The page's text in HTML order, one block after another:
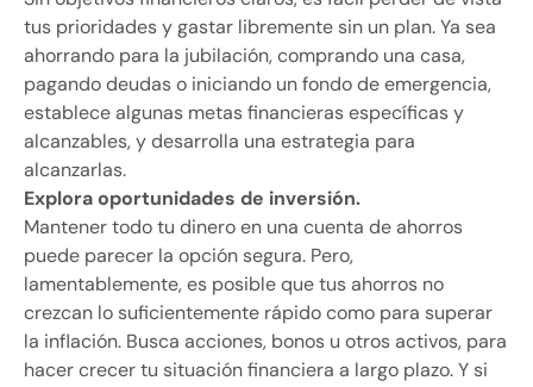
tus prioridades y gastar libremente sin un plan. Ya sea
ahorrando para la jubilación, comprando una casa,
pagando deudas o iniciando un fondo de emergencia,
establece algunas metas financieras específicas y
alcanzables, y desarrolla una estrategia para
alcanzarlas.
Explora oportunidades de inversión.
Mantener todo tu dinero en una cuenta de ahorros
puede parecer la opción segura. Pero,
lamentablemente, es posible que tus ahorros no
crezcan lo suficientemente rápido como para superar
la inflación. Busca acciones, bonos u otros activos, para
hacer crecer tu situación financiera a largo plazo. Y si